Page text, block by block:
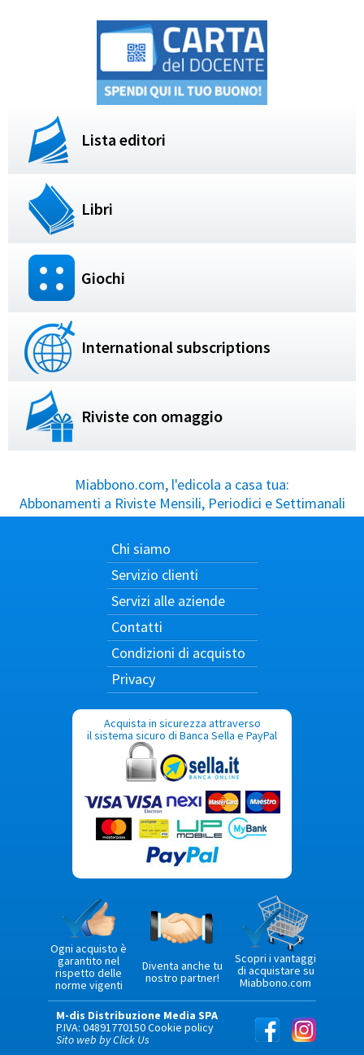
Lista editori
Libri
Giochi
International subscriptions
Riviste con omaggio
Miabbono.com, l'edicola a casa tua:
Abbonamenti a Riviste Mensili, Periodici e Settimanali
Chi siamo
Servizio clienti
Servizi alle aziende
Contatti
Condizioni di acquisto
Privacy
Acquista in sicurezza attraverso
il sistema sicuro di Banca Sella e PayPal
Ogni acquisto è
garantito nel
rispetto delle
norme vigenti
Diventa anche tu
nostro partner!
Scopri i vantaggi
di acquistare su
Miabbono.com
M-dis Distribuzione Media SPA
P.IVA: 04891770150Cookie policy
Sito web by Click Us